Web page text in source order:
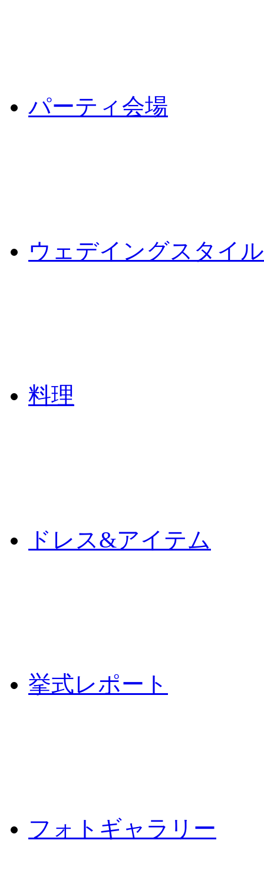
パーティ会場
ウェデイングスタイル
料理
ドレス&アイテム
挙式レポート
フォトギャラリー